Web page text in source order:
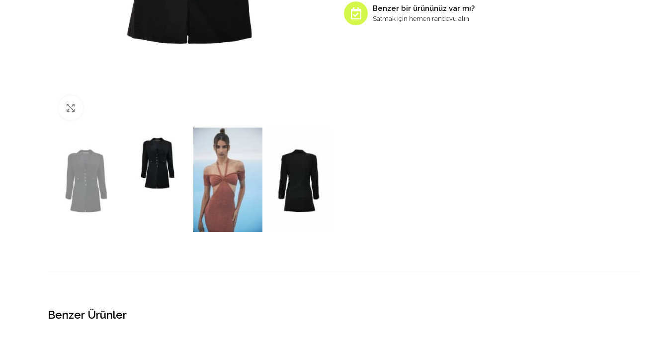
Benzer bir ürününüz var mı?
Satmak için hemen randevu alın
Benzer Ürünler